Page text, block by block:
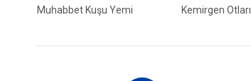
Muhabbet Kuşu Yemi
Kemirgen Otları